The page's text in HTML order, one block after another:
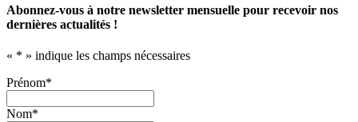
Abonnez-vous à notre newsletter mensuelle pour recevoir nos
dernières actualités !
« * » indique les champs nécessaires
Prénom*
Nom*